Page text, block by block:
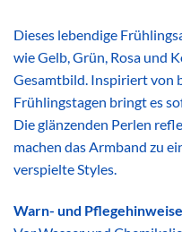
Dieses lebendige
wie Gelb, Grün, Rosa und
Gesamtbild. Inspiriert von
Frühlingstagen bringt es
Die glänzenden Perlen
machen das Armband zu
verspielte Styles.
Warn- und